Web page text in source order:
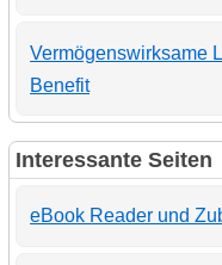
Vermögenswirksame
Benefit
Interessante Seiten
eBook Reader und